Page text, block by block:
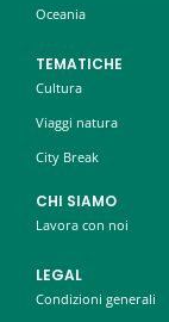
Oceania
TEMATICHE
Cultura
Viaggi natura
City Break
CHI SIAMO
Lavora con noi
LEGAL
Condizioni generali